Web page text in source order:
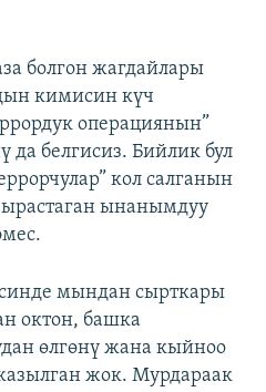
болгон жагдайлары
кимисин күч
операциянын”
белгисиз. Бийлик бул
кол салганын
ынанымдуу
мындан сырткары
октон, башка
өлгөнү жана кыйноо
жок. Мурдараак